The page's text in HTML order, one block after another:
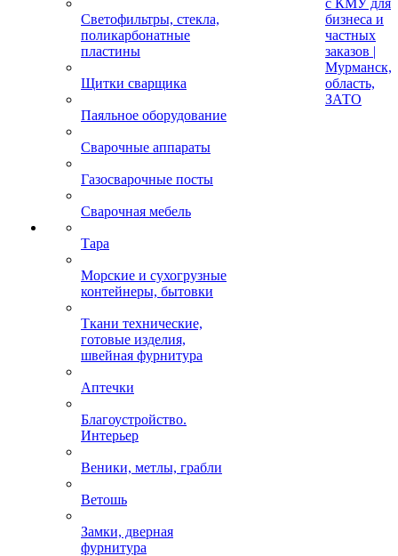
Светофильтры, стекла,
поликарбонатные
пластины
Щитки сварщика
Паяльное оборудование
Сварочные аппараты
Газосварочные посты
Сварочная мебель
Тара
Морские и сухогрузные
контейнеры, бытовки
Ткани технические,
готовые изделия,
швейная фурнитура
Аптечки
Благоустройство.
Интерьер
Веники, метлы, грабли
Ветошь
Замки, дверная
фурнитура
с КМУ для
бизнеса и
частных
заказов |
Мурманск,
область,
ЗАТО